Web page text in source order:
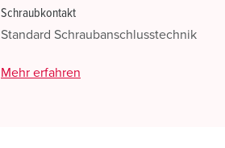
Schraubkontakt
Standard Schraubanschlusstechnik
Mehr erfahren